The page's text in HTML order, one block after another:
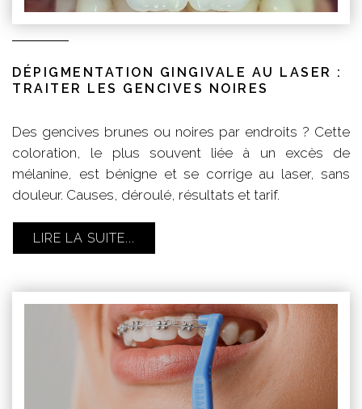
DÉPIGMENTATION GINGIVALE AU LASER :
TRAITER LES GENCIVES NOIRES
Des gencives brunes ou noires par endroits ? Cette
coloration, le plus souvent liée à un excès de
mélanine, est bénigne et se corrige au laser, sans
douleur. Causes, déroulé, résultats et tarif.
LIRE LA SUITE...